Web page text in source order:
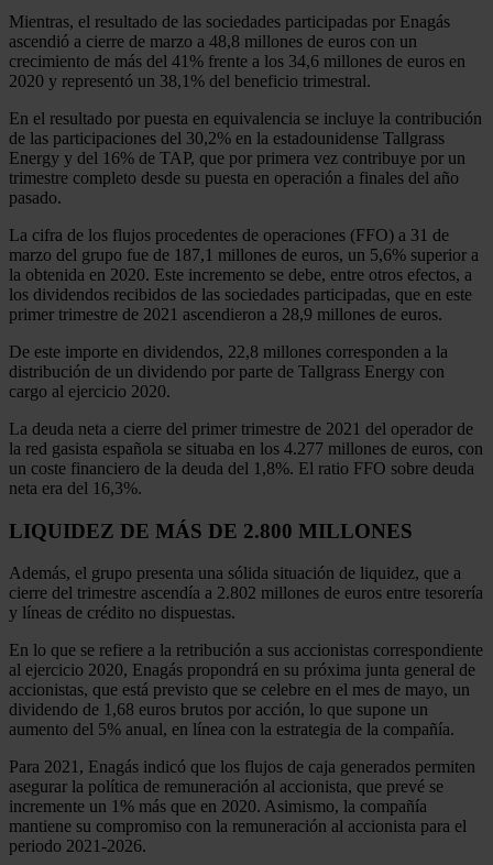
Mientras, el resultado de las sociedades participadas por Enagás
ascendió a cierre de marzo a 48,8 millones de euros con un
crecimiento de más del 41% frente a los 34,6 millones de euros en
2020 y representó un 38,1% del beneficio trimestral.
En el resultado por puesta en equivalencia se incluye la contribución
de las participaciones del 30,2% en la estadounidense Tallgrass
Energy y del 16% de TAP, que por primera vez contribuye por un
trimestre completo desde su puesta en operación a finales del año
pasado.
La cifra de los flujos procedentes de operaciones (FFO) a 31 de
marzo del grupo fue de 187,1 millones de euros, un 5,6% superior a
la obtenida en 2020. Este incremento se debe, entre otros efectos, a
los dividendos recibidos de las sociedades participadas, que en este
primer trimestre de 2021 ascendieron a 28,9 millones de euros.
De este importe en dividendos, 22,8 millones corresponden a la
distribución de un dividendo por parte de Tallgrass Energy con
cargo al ejercicio 2020.
La deuda neta a cierre del primer trimestre de 2021 del operador de
la red gasista española se situaba en los 4.277 millones de euros, con
un coste financiero de la deuda del 1,8%. El ratio FFO sobre deuda
neta era del 16,3%.
LIQUIDEZ DE MÁS DE 2.800 MILLONES
Además, el grupo presenta una sólida situación de liquidez, que a
cierre del trimestre ascendía a 2.802 millones de euros entre tesorería
y líneas de crédito no dispuestas.
En lo que se refiere a la retribución a sus accionistas correspondiente
al ejercicio 2020, Enagás propondrá en su próxima junta general de
accionistas, que está previsto que se celebre en el mes de mayo, un
dividendo de 1,68 euros brutos por acción, lo que supone un
aumento del 5% anual, en línea con la estrategia de la compañía.
Para 2021, Enagás indicó que los flujos de caja generados permiten
asegurar la política de remuneración al accionista, que prevé se
incremente un 1% más que en 2020. Asimismo, la compañía
mantiene su compromiso con la remuneración al accionista para el
periodo 2021-2026.